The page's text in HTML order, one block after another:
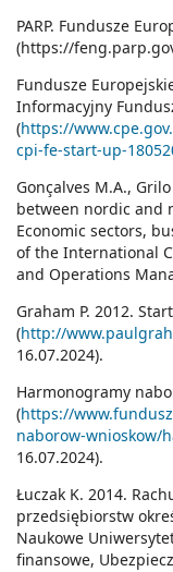
PARP. Fundusze
(https://
Fundusze
Informacyjny
(https://
cpi-fe-start-up-
Gonçalves M.A.,
between nordic and
Economic sectors,
of the International
and Operations
Graham P. 2012.
(http://
16.07.2024).
Harmonogramy
(https://
naborow-wnioskow/
16.07.2024).
Łuczak K. 2014.
przedsiębiorstw
Naukowe
finansowe,